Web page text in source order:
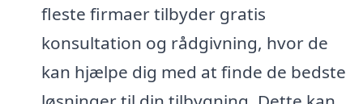
fleste firmaer tilbyder gratis
konsultation og rådgivning, hvor de
kan hjælpe dig med at finde de bedste